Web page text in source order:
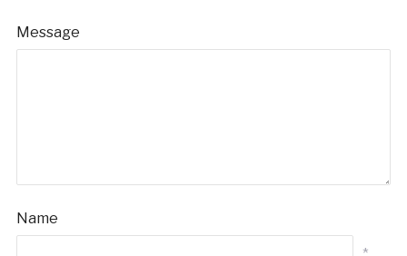
Message
Name